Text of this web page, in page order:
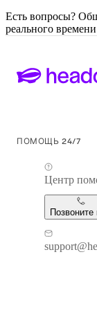
Есть вопросы?
реального
ПОМОЩЬ 24/7
Центр
Позвоните